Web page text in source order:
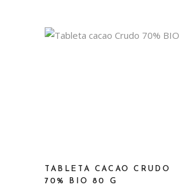
TABLETA CACAO CRUDO
70% BIO 80 G